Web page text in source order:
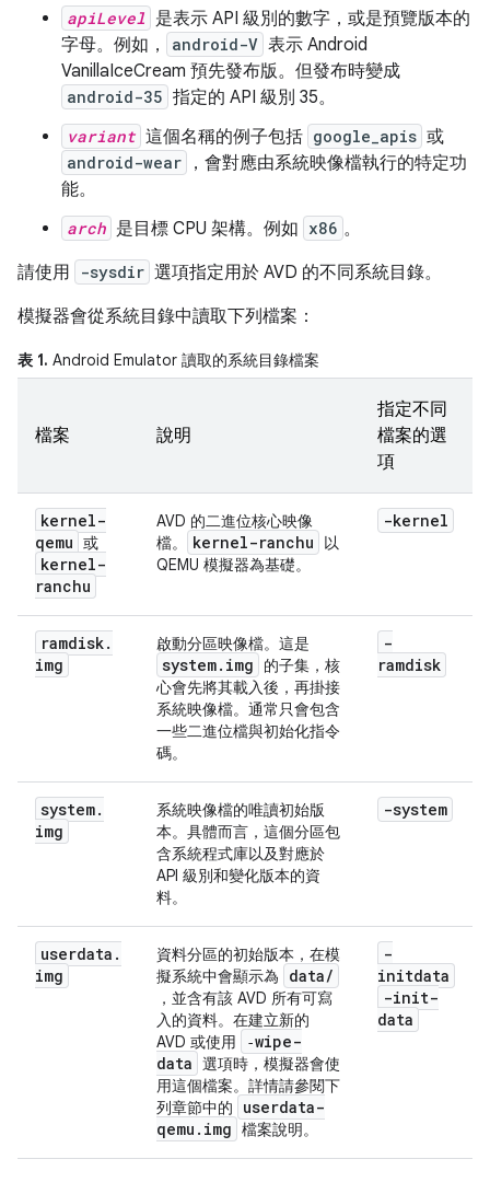
apiLevel 是表示 API 級別的數字，或是預覽版本的
字母。例如，
android-V 表示 Android
VanillaIceCream 預先發布版。但發布時變成
android-35 指定的 API 級別 35。
variant 這個名稱的例子包括 google_apis 或
android-wear
，會對應由系統映像檔執行的特定功
能。
arch 是目標 CPU 架構。例如 x86 。
請使用
-sysdir 選項指定用於 AVD 的不同系統目錄。
模擬器會從系統目錄中讀取下列檔案：
表 1. Android Emulator 讀取的系統目錄檔案
檔案 說明
指定不同
檔案的選
項
kernel-
qemu 或
kernel-
ranchu
AVD 的二進位核心映像
檔。
kernel-ranchu
以
QEMU 模擬器為基礎。
-kernel
ramdisk.
img
啟動分區映像檔。這是
system. img
的子集，核
心會先將其載入後，再掛接
系統映像檔。通常只會包含
一些二進位檔與初始化指令
碼。
-
ramdisk
system.
img
系統映像檔的唯讀初始版
本。具體而言，這個分區包
含系統程式庫以及對應於
API 級別和變化版本的資
料。
-system
userdata .
img
資料分區的初始版本，在模
擬系統中會顯示為
data/
，並含有該 AVD 所有可寫
入的資料。在建立新的
AVD 或使用
‑wipe-
data 選項時，模擬器會使
用這個檔案。詳情請參閱下
列章節中的
userdata-
qemu . img 檔案說明。
-
initdata
-init-
data